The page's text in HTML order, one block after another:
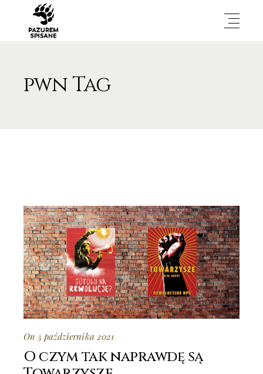
pwn Tag
On 5 października 2021
O czym tak naprawdę są